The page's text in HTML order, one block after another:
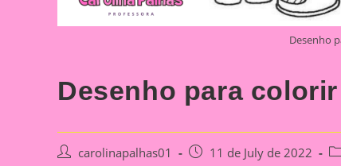
Desenho
Desenho para
Post carolinapalhas01
Post 11 de July de 2022